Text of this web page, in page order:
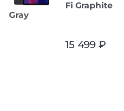
Fi Graphite
Gray
15 499 ₽